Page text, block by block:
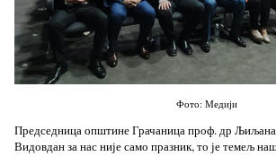
Фото: Медији
Председница општине Грачаница проф. др
Видовдан за нас није само празник, то је темељ